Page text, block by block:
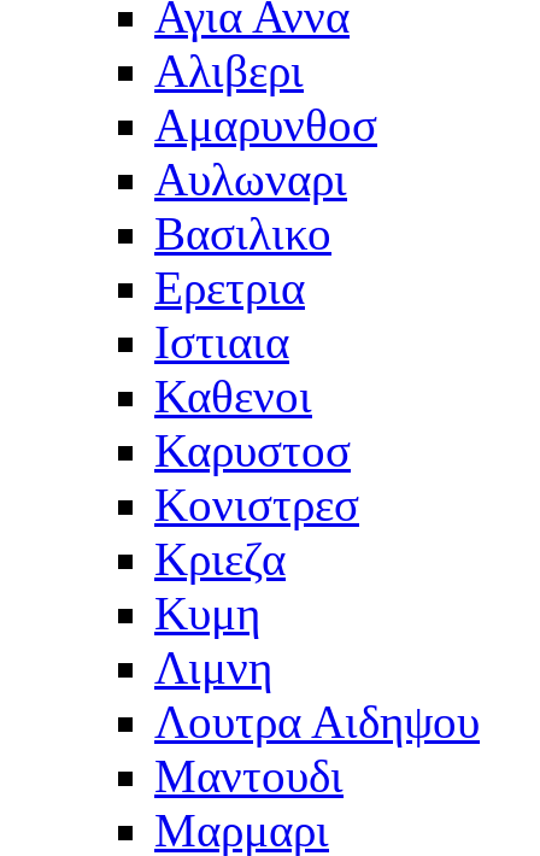
Αγια Αννα
Αλιβερι
Αμαρυνθοσ
Αυλωναρι
Βασιλικο
Ερετρια
Ιστιαια
Καθενοι
Καρυστοσ
Κονιστρεσ
Κριεζα
Κυμη
Λιμνη
Λουτρα Αιδηψου
Μαντουδι
Μαρμαρι